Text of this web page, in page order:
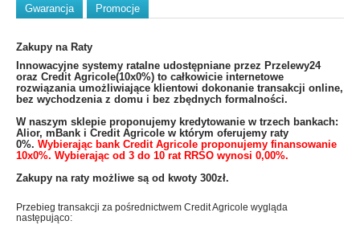
Gwarancja Promocje
Zakupy na Raty
​Innowacyjne systemy ratalne udostępniane przez Przelewy24
oraz Credit Agricole(10x0%) to całkowicie internetowe
rozwiązania umożliwiające klientowi dokonanie transakcji online,
bez wychodzenia z domu i bez zbędnych formalności.
W naszym sklepie proponujemy kredytowanie w trzech bankach:
Alior, mBank i Credit Agricole w którym oferujemy raty
0%. Wybierając bank Credit Agricole proponujemy finansowanie
10x0%. Wybierając od 3 do 10 rat RRSO wynosi 0,00%.
Zakupy na raty możliwe są od kwoty 300zł.
Przebieg transakcji za pośrednictwem Credit Agricole wygląda
następująco: